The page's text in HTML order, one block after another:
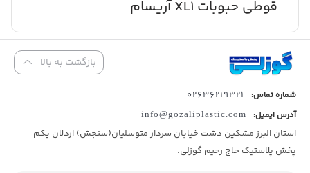
قوطی حبوبات XL1 آریسام
بازگشت به بالا
شماره تماس: 02636219321
آدرس ایمیل: info@gozaliplastic.com
استان البرز مشکین دشت خیابان سردار متوسلیان(سنجش) اردلان یکم
پخش پلاستیک حاج رحیم گوزلی.